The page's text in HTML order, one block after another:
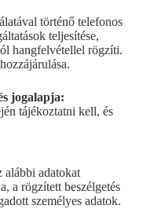
történő telefonos
teljesítése,
hangfelvétellel rögzíti.
jogalapja:
tájékoztatni kell, és
alábbi adatokat
a rögzített beszélgetés
személyes adatok.